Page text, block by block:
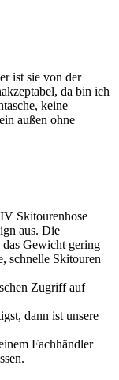
ist sie von der
da bin ich
keine
außen ohne
Skitourenhose
aus. Die
Gewicht gering
schnelle Skitouren
Zugriff auf
dann ist unsere
Fachhändler